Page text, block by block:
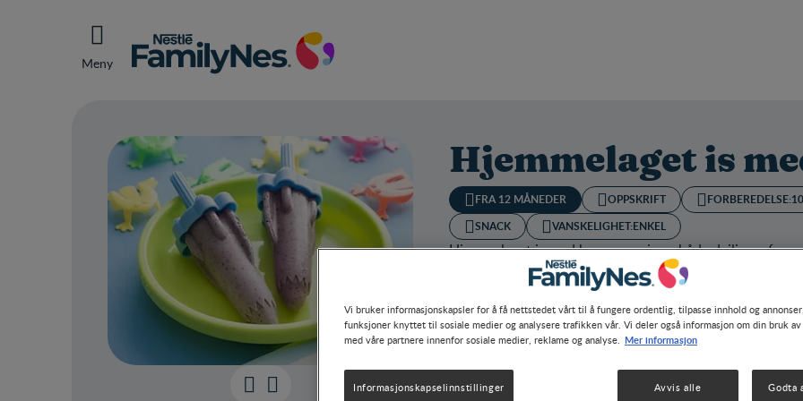
Meny
Hjemmelaget is
FRA 12 MÅNEDER OPPSKRIFT FORBEREDELSE:
SNACK
VANSKELIGHET:ENKEL
Hjemmelaget is med bær, som gir en både deilig og
Vi bruker informasjonskapsler for å få nettstedet vårt til å fungere ordentlig, tilpasse innhold og
funksjoner knyttet til sosiale medier og analysere trafikken vår. Vi deler også informasjon om din bruk
med våre partnere innenfor sosiale medier, reklame og analyse. Mer informasjon
Informasjonskapselinnstillinger Avvis alle Godta